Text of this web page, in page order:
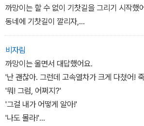
까망이는 할 수 없이 기찻길을 그리기 시작했
동네에 기찻길이 깔리자,
고속열차는 가슴이 두근두근거려서
가만히 있을 수 없었어요.-p.18-19쪽
비자림
까망이는 울면서 대답했어요.
'난 괜찮아. 그런데 고속열차가 크게 다쳤어!
'뭐! 그럼, 어쩌지?'
'그걸 내가 어떻게 알아!'
'나도 몰라!'